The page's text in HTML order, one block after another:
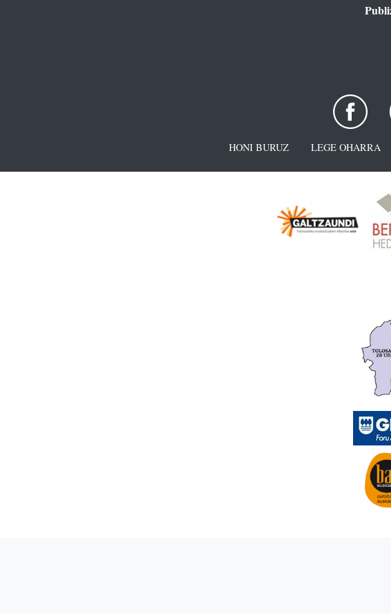
HONI BURUZ LEGE OHARRA